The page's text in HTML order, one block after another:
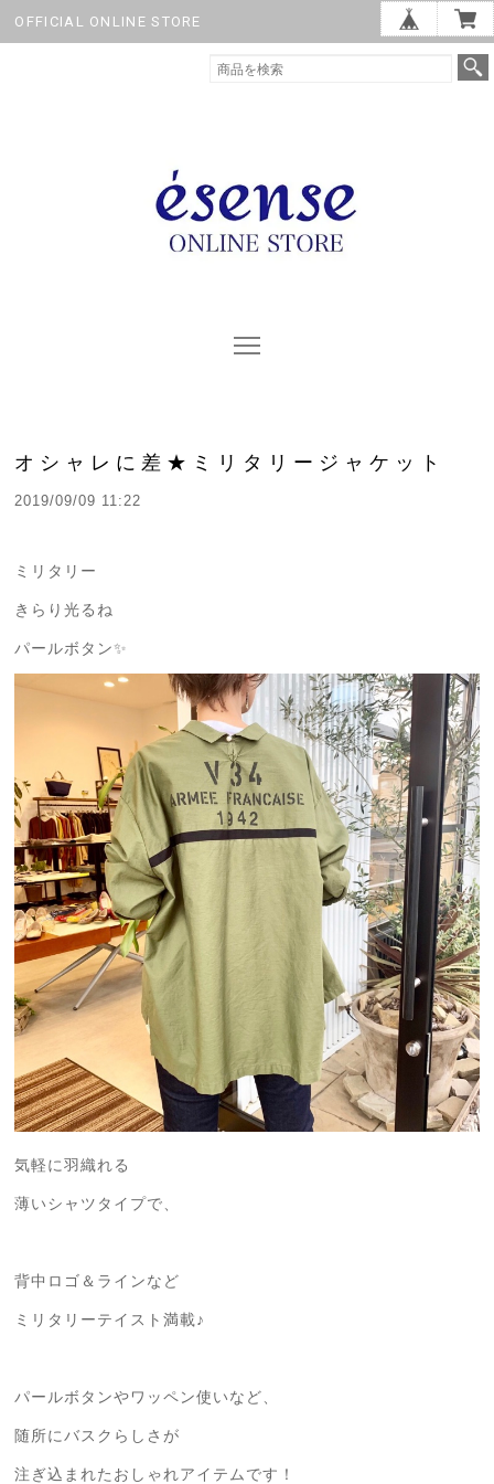
OFFICIAL ONLINE STORE
オシャレに差★ミリタリージャケット
2019/09/09 11:22
ミリタリー
きらり光るね
パールボタン✨
気軽に羽織れる
薄いシャツタイプで、
背中ロゴ＆ラインなど
ミリタリーテイスト満載♪
パールボタンやワッペン使いなど、
随所にバスクらしさが
注ぎ込まれたおしゃれアイテムです！